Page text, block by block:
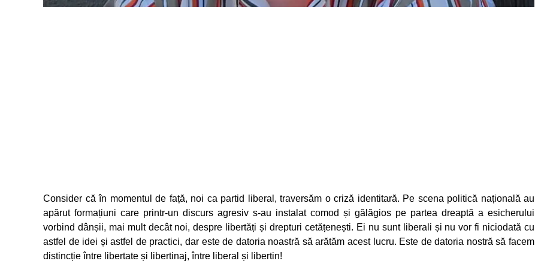
Consider că în momentul de față, noi ca partid liberal, traversăm o criză identitară. Pe scena politică națională au
apărut formațiuni care printr-un discurs agresiv s-au instalat comod și gălăgios pe partea dreaptă a esicherului
vorbind dânșii, mai mult decât noi, despre libertăți și drepturi cetățenești. Ei nu sunt liberali și nu vor fi niciodată cu
astfel de idei și astfel de practici, dar este de datoria noastră să arătăm acest lucru. Este de datoria nostră să facem
distincție între libertate și libertinaj, între liberal și libertin!